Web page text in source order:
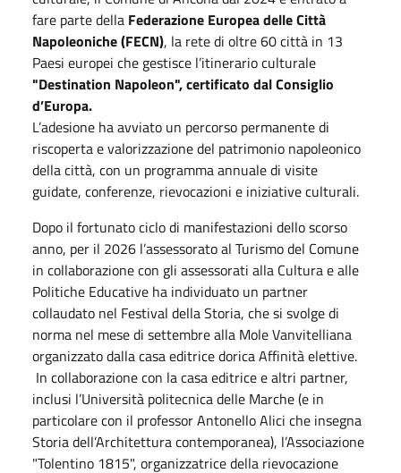
fare parte della Federazione Europea delle Città
Napoleoniche (FECN), la rete di oltre 60 città in 13
Paesi europei che gestisce l’itinerario culturale
"Destination Napoleon", certificato dal Consiglio
d’Europa.
L’adesione ha avviato un percorso permanente di
riscoperta e valorizzazione del patrimonio napoleonico
della città, con un programma annuale di visite
guidate, conferenze, rievocazioni e iniziative culturali.
Dopo il fortunato ciclo di manifestazioni dello scorso
anno, per il 2026 l’assessorato al Turismo del Comune
in collaborazione con gli assessorati alla Cultura e alle
Politiche Educative ha individuato un partner
collaudato nel Festival della Storia, che si svolge di
norma nel mese di settembre alla Mole Vanvitelliana
organizzato dalla casa editrice dorica Affinità elettive.
In collaborazione con la casa editrice e altri partner,
inclusi l’Università politecnica delle Marche (e in
particolare con il professor Antonello Alici che insegna
Storia dell’Architettura contemporanea), l’Associazione
"Tolentino 1815", organizzatrice della rievocazione